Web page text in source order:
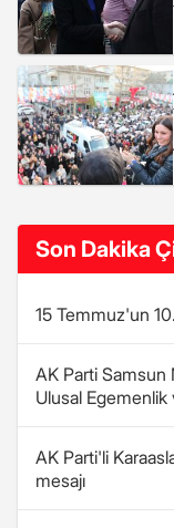
Son Dakika
15 Temmuz'un
AK Parti Samsun
Ulusal Egemenlik
AK Parti'li
mesajı